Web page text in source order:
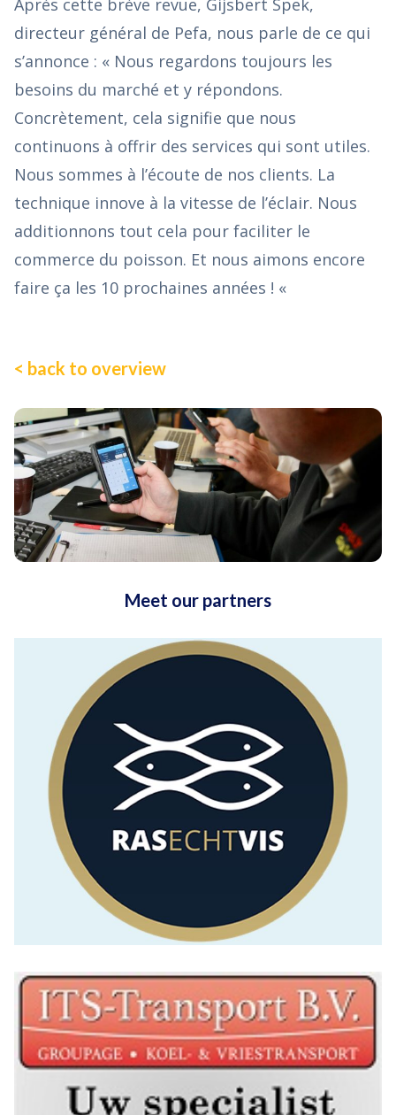
Après cette brève revue, Gijsbert Spek,
directeur général de Pefa, nous parle de ce qui
s’annonce : « Nous regardons toujours les
besoins du marché et y répondons.
Concrètement, cela signifie que nous
continuons à offrir des services qui sont utiles.
Nous sommes à l’écoute de nos clients. La
technique innove à la vitesse de l’éclair. Nous
additionnons tout cela pour faciliter le
commerce du poisson. Et nous aimons encore
faire ça les 10 prochaines années ! «
< back to overview
Meet our partners